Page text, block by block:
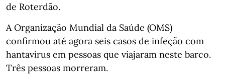
de Roterdão.
A Organização Mundial da Saúde (OMS)
confirmou até agora seis casos de infeção com
hantavírus em pessoas que viajaram neste barco.
Três pessoas morreram.